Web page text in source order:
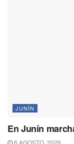
JUNÍN
En Junín